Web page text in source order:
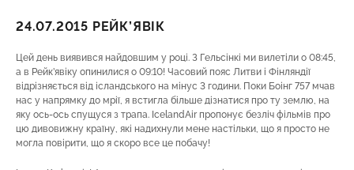
24.07.2015 РЕЙК’ЯВІК
Цей день виявився найдовшим у році. З Гельсінкі ми вилетіли о 08:45,
а в Рейк’явіку опинилися о 09:10! Часовий пояс Литви і Фінляндії
відрізняється від ісландського на мінус 3 години. Поки Боінг 757 мчав
нас у напрямку до мрії, я встигла більше дізнатися про ту землю, на
яку ось-ось спущуся з трапа. IcelandAir пропонує безліч фільмів про
цю дивовижну країну, які надихнули мене настільки, що я просто не
могла повірити, що я скоро все це побачу!